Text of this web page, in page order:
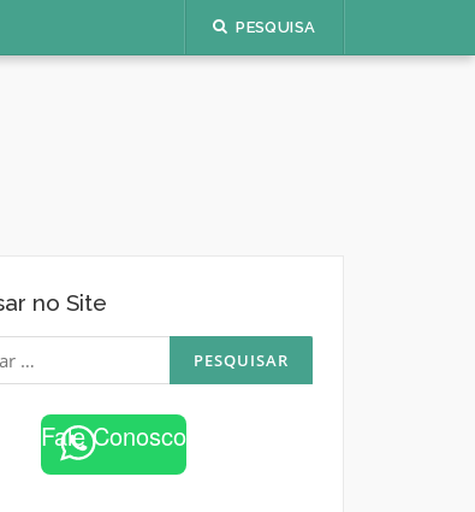
PESQUISA
no Site
Fale Conosco